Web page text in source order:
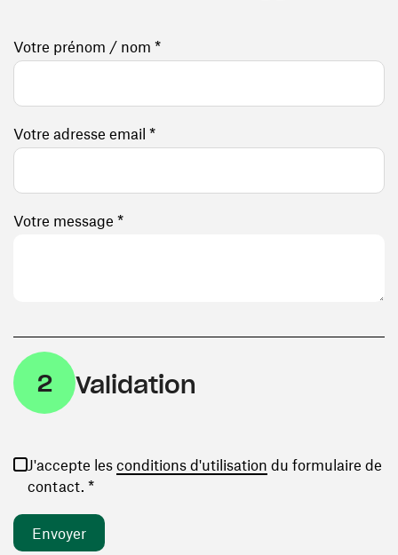
Votre prénom / nom *
Votre adresse email *
Votre message *
2 Validation
J'accepte les conditions d'utilisation (ouvre une
du formulaire de
contact. *